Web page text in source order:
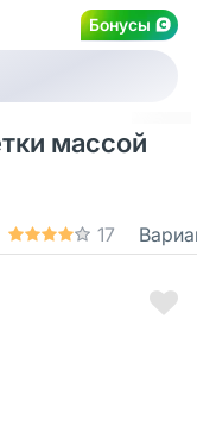
Бонусы
массой
17